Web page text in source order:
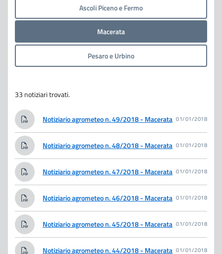
Ascoli Piceno e Fermo
Macerata
Pesaro e Urbino
33 notiziari trovati.
Notiziario agrometeo n. 49/2018 - Macerata 01/01/2018
Notiziario agrometeo n. 48/2018 - Macerata 01/01/2018
Notiziario agrometeo n. 47/2018 - Macerata 01/01/2018
Notiziario agrometeo n. 46/2018 - Macerata 01/01/2018
Notiziario agrometeo n. 45/2018 - Macerata 01/01/2018
Notiziario agrometeo n. 44/2018 - Macerata 01/01/2018